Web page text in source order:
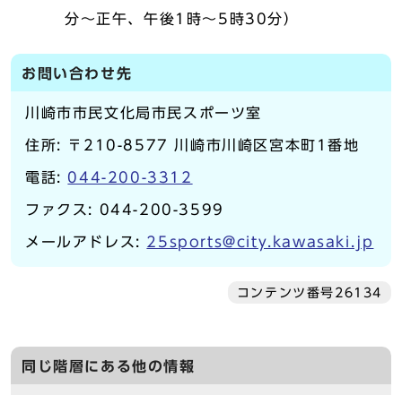
分～正午、午後1時～5時30分）
お問い合わせ先
川崎市市民文化局市民スポーツ室
住所: 〒210-8577 川崎市川崎区宮本町1番地
電話: 044-200-3312
ファクス: 044-200-3599
メールアドレス: 25sports@city.kawasaki.jp
コンテンツ番号26134
同じ階層にある他の情報